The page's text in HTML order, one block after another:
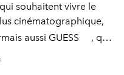
souhaitent vivre le
cinématographique,
aussi GUESS
, qui
hôtels, bateaux et
de style les plus